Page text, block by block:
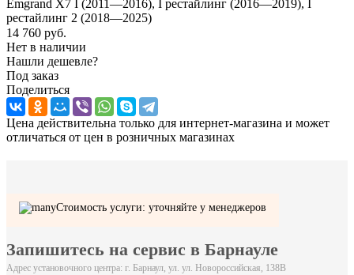
Emgrand X7 I (2011—2016), I рестайлинг (2016—2019), I
рестайлинг 2 (2018—2025)
14 760 руб.
Нет в наличии
Нашли дешевле?
Под заказ
Поделиться
Цена действительна только для интернет-магазина и может
отличаться от цен в розничных магазинах
Стоимость услуги: уточняйте у менеджеров
Запишитесь на сервис в Барнауле
Адрес установочного центра: г. Барнаул, ул. ул. Новороссийская, 138В